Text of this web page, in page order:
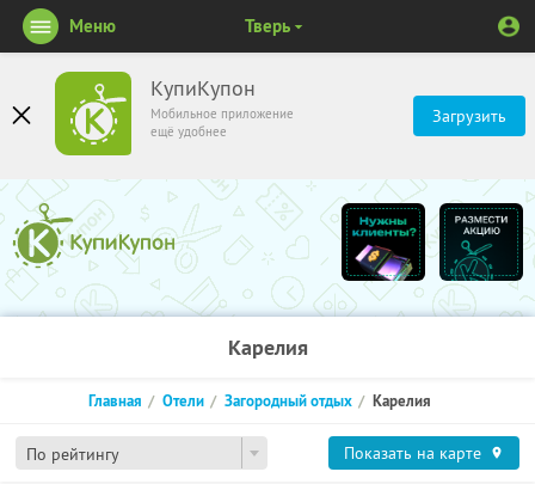
КупиКупон
Мобильное приложение
ещё удобнее
Загрузить
Меню Тверь
Карелия
По рейтингу
Главная Отели Загородный отдых Карелия
Показать на карте